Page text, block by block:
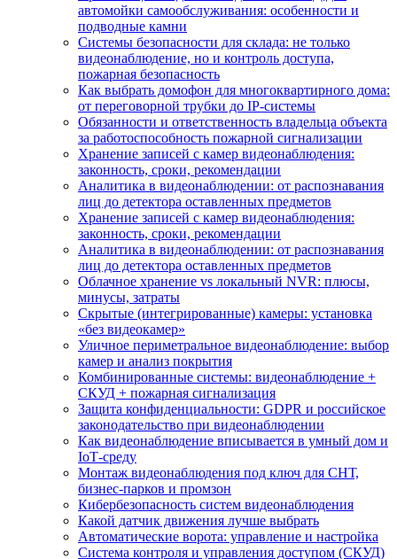
автомойки самообслуживания: особенности и
подводные камни
Системы безопасности для склада: не только
видеонаблюдение, но и контроль доступа,
пожарная безопасность
Как выбрать домофон для многоквартирного дома:
от переговорной трубки до IP-системы
Обязанности и ответственность владельца объекта
за работоспособность пожарной сигнализации
Хранение записей с камер видеонаблюдения:
законность, сроки, рекомендации
Аналитика в видеонаблюдении: от распознавания
лиц до детектора оставленных предметов
Хранение записей с камер видеонаблюдения:
законность, сроки, рекомендации
Аналитика в видеонаблюдении: от распознавания
лиц до детектора оставленных предметов
Облачное хранение vs локальный NVR: плюсы,
минусы, затраты
Скрытые (интегрированные) камеры: установка
«без видеокамер»
Уличное периметральное видеонаблюдение: выбор
камер и анализ покрытия
Комбинированные системы: видеонаблюдение +
СКУД + пожарная сигнализация
Защита конфиденциальности: GDPR и российское
законодательство при видеонаблюдении
Как видеонаблюдение вписывается в умный дом и
IoT‑среду
Монтаж видеонаблюдения под ключ для СНТ,
бизнес‑парков и промзон
Кибербезопасность систем видеонаблюдения
Какой датчик движения лучше выбрать
Автоматические ворота: управление и настройка
Система контроля и управления доступом (СКУД)